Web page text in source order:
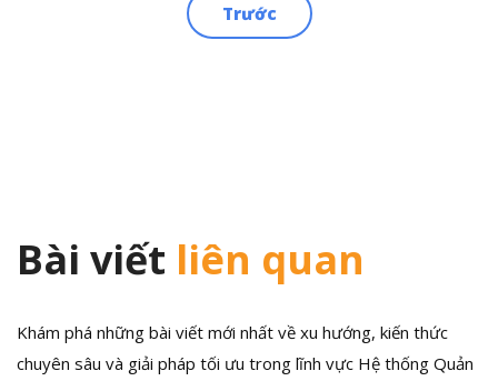
Trước
Bài viết liên quan
Khám phá những bài viết mới nhất về xu hướng, kiến thức
chuyên sâu và giải pháp tối ưu trong lĩnh vực Hệ thống Quản